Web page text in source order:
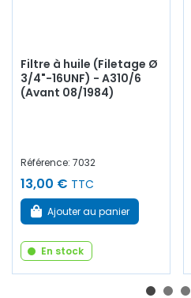
Filtre à huile (Filetage Ø
3/4"-16UNF) - A310/6
(Avant 08/1984)
Référence: 7032
13,00 € TTC
Ajouter au panier
En stock